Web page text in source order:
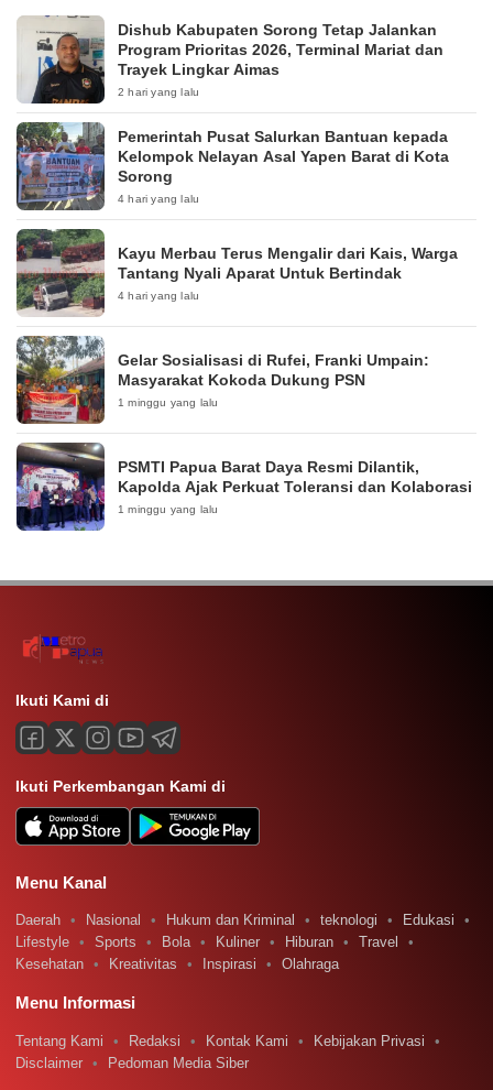
Dishub Kabupaten Sorong Tetap Jalankan
Program Prioritas 2026, Terminal Mariat dan
Trayek Lingkar Aimas
2 hari yang lalu
Pemerintah Pusat Salurkan Bantuan kepada
Kelompok Nelayan Asal Yapen Barat di Kota
Sorong
4 hari yang lalu
Kayu Merbau Terus Mengalir dari Kais, Warga
Tantang Nyali Aparat Untuk Bertindak
4 hari yang lalu
Gelar Sosialisasi di Rufei, Franki Umpain:
Masyarakat Kokoda Dukung PSN
1 minggu yang lalu
PSMTI Papua Barat Daya Resmi Dilantik,
Kapolda Ajak Perkuat Toleransi dan Kolaborasi
1 minggu yang lalu
Ikuti Kami di
Ikuti Perkembangan Kami di
Menu Kanal
Daerah Nasional Hukum dan Kriminal teknologi
Edukasi
Lifestyle
Sports Bola Kuliner Hiburan
Travel
Kesehatan
Kreativitas Inspirasi Olahraga
Menu Informasi
Tentang Kami Redaksi Kontak Kami
Kebijakan Privasi
Disclaimer
Pedoman Media Siber